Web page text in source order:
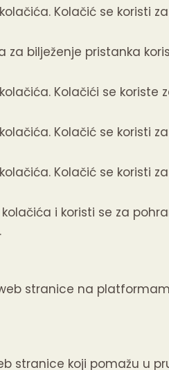
Kolačić se koristi
bilježenje pristanka
Kolačići se koriste
Kolačić se koristi
Kolačić se koristi
i koristi se za
stranice na
stranice koji pomažu u